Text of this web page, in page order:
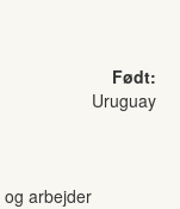
Født:
Uruguay
arbejder